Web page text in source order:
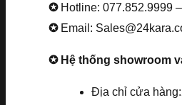
✪ Hotline: 077.852.9999
✪ Email:
✪ Hệ thống showroom
Địa chỉ cửa